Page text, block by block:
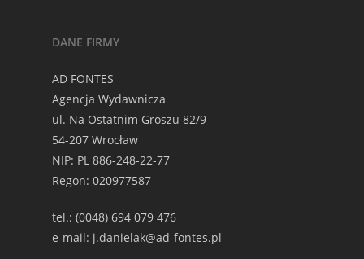
DANE FIRMY
AD FONTES
Agencja Wydawnicza
ul. Na Ostatnim Groszu 82/9
54-207 Wrocław
NIP: PL 886-248-22-77
Regon: 020977587
tel.: (0048) 694 079 476
e-mail: j.danielak@ad-fontes.pl